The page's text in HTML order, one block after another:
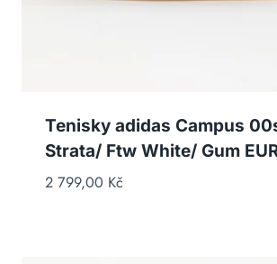
Tenisky adidas Campus
Strata/ Ftw White/ Gum
2 799,00 Kč